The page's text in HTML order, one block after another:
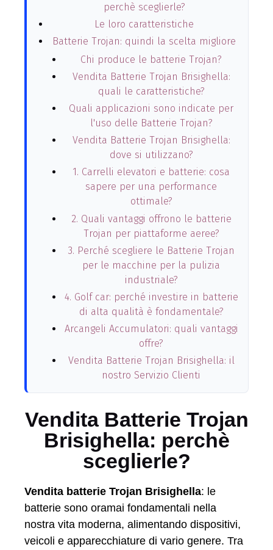
perchè sceglierle?
Le loro caratteristiche
Batterie Trojan: quindi la scelta migliore
Chi produce le batterie Trojan?
Vendita Batterie Trojan Brisighella:
quali le caratteristiche?
Quali applicazioni sono indicate per
l'uso delle Batterie Trojan?
Vendita Batterie Trojan Brisighella:
dove si utilizzano?
1. Carrelli elevatori e batterie: cosa
sapere per una performance
ottimale?
2. Quali vantaggi offrono le batterie
Trojan per piattaforme aeree?
3. Perché scegliere le Batterie Trojan
per le macchine per la pulizia
industriale?
4. Golf car: perché investire in batterie
di alta qualità è fondamentale?
Arcangeli Accumulatori: quali vantaggi
offre?
Vendita Batterie Trojan Brisighella: il
nostro Servizio Clienti
Vendita Batterie Trojan
Brisighella: perchè
sceglierle?
Vendita batterie Trojan Brisighella: le
batterie sono oramai fondamentali nella
nostra vita moderna, alimentando dispositivi,
veicoli e apparecchiature di vario genere. Tra